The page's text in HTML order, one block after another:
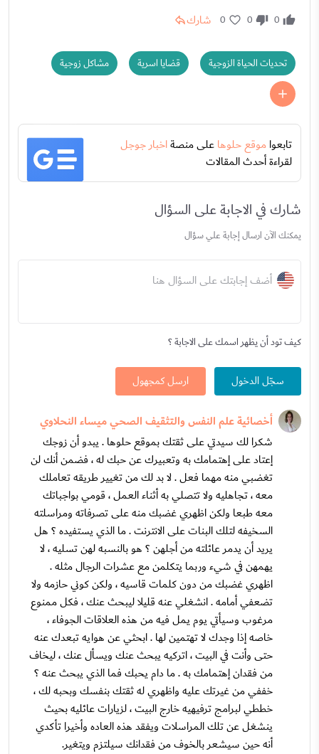
0
0
0 شارك
تحديات الحياة الزوجية قضايا اسرية مشاكل زوجية
تابعواموقع حلوهاعلى منصةاخبار جوجل
لقراءة أحدث المقالات
شارك في الاجابة على السؤال
يمكنك الآن ارسال إجابة علي سؤال
أضف إجابتك على السؤال هنا
كيف تود أن يظهر اسمك على الاجابة ؟
سجّل الدخول ارسل كمجهول
أخصائية علم النفس والتثقيف الصحي ميساء النحلاوي
شكرا لك سيدتي على ثقتك بموقع حلوها . يبدو أن زوجك
إعتاد على إهتمامك به وتعبيرك عن حبك له ، فضمن أنك لن
تغضبي منه مهما فعل . لا بد لك من تغيير طريقه تعاملك
معه ، تجاهليه ولا تتصلي به أثناء العمل ، قومي بواجباتك
معه طبعا ولكن اظهري غضبك منه على تصرفاته ومراسلته
السخيفه لتلك البنات على الانترنت . ما الذي يستفيده ؟ هل
يريد أن يدمر عائلته من أجلهن ؟ هو بالنسبه لهن تسليه ، لا
يهمهن في شيء وربما يتكلمن مع عشرات الرجال مثله .
اظهري غضبك من دون كلمات قاسيه ، ولكن كوني حازمه ولا
تضعفي أمامه . انشغلي عنه قليلا ليبحث عنك ، فكل ممنوع
مرغوب وسيأتي يوم يمل فيه من هذه العلاقات الجوفاء ،
خاصه إذا وجدك لا تهتمين لها . ابحثي عن هوايه تبعدك عنه
حتى وأنت في البيت ، اتركيه يبحث عنك ويسأل عنك ، ليخاف
من فقدان إهتمامك به . ما دام يحبك فما الذي يبحث عنه ؟
خففي من غيرتك عليه واظهري له ثقتك بنفسك وبحبه لك ،
خططي لبرامج ترفيهيه خارج البيت ، لزيارات عائليه بحيث
ينشغل عن تلك المراسلات ويفقد هذه العاده وأخيرا تأكدي
أنه حين سيشعر بالخوف من فقدانك سيلتزم ويتغير.